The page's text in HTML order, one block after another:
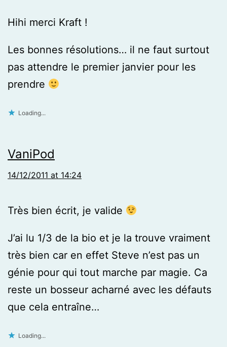
Hihi merci Kraft !
Les bonnes résolutions… il ne faut surtout
pas attendre le premier janvier pour les
prendre
Loading...
VaniPod
14/12/2011 at 14:24
Très bien écrit, je valide
J’ai lu 1/3 de la bio et je la trouve vraiment
très bien car en effet Steve n’est pas un
génie pour qui tout marche par magie. Ca
reste un bosseur acharné avec les défauts
que cela entraîne…
Loading...